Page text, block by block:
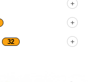
32